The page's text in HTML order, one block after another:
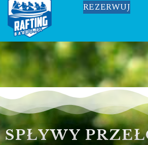
REZERWUJ
SPŁYWY